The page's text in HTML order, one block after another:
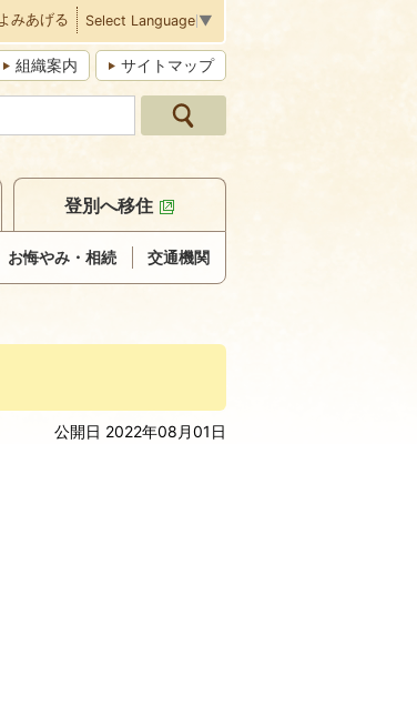
みあげる Select Language ▼
組織案内 サイトマップ
お悔やみ・相続 交通機関
登別へ移住
公開日 2022年08月01日